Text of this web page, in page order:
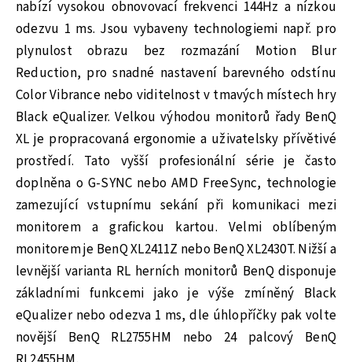
nabízí vysokou obnovovací frekvenci 144Hz a nízkou
odezvu 1 ms. Jsou vybaveny technologiemi např. pro
plynulost obrazu bez rozmazání Motion Blur
Reduction, pro snadné nastavení barevného odstínu
Color Vibrance nebo viditelnost v tmavých místech hry
Black eQualizer. Velkou výhodou monitorů řady BenQ
XL je propracovaná ergonomie a uživatelsky přívětivé
prostředí. Tato vyšší profesionální série je často
doplněna o G-SYNC nebo AMD FreeSync, technologie
zamezující vstupnímu sekání při komunikaci mezi
monitorem a grafickou kartou. Velmi oblíbeným
monitorem je BenQ XL2411Z nebo BenQ XL2430T. Nižší a
levnější varianta RL herních monitorů BenQ disponuje
základními funkcemi jako je výše zmíněný Black
eQualizer nebo odezva 1 ms, dle úhlopříčky pak volte
novější BenQ RL2755HM nebo 24 palcový BenQ